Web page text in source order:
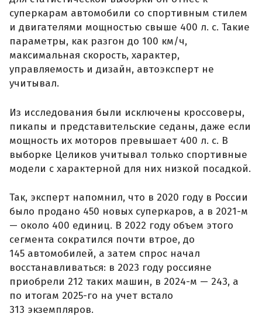
суперкарам автомобили со спортивным стилем
и двигателями мощностью свыше 400 л. с. Такие
параметры, как разгон до 100 км/ч,
максимальная скорость, характер,
управляемость и дизайн, автоэксперт не
учитывал.
Из исследования были исключены кроссоверы,
пикапы и представительские седаны, даже если
мощность их моторов превышает 400 л. с. В
выборке Целиков учитывал только спортивные
модели с характерной для них низкой посадкой.
Так, эксперт напомнил, что в 2020 году в России
было продано 450 новых суперкаров, а в 2021-м
— около 400 единиц. В 2022 году объем этого
сегмента сократился почти втрое, до
145 автомобилей, а затем спрос начал
восстанавливаться: в 2023 году россияне
приобрели 212 таких машин, в 2024-м — 243, а
по итогам 2025-го на учет встало
313 экземпляров.